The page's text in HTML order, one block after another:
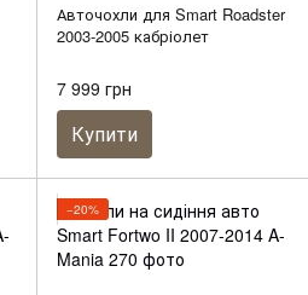
Авточохли для Smart Roadster
2003-2005 кабріолет
7 999 грн
Купити
−20%